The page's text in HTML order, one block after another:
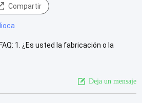
Compartir
1. ¿Es usted la fabricación o la
Deja un mensaje